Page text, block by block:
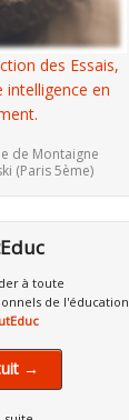
des Essais,
intelligence en
de Montaigne
(Paris 5ème)
à toute
de l'éducation
→